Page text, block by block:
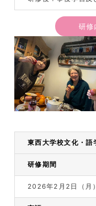
研修
東西大学校文化・語
研修期間
2026年2月2日（月